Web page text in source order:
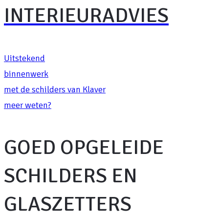
INTERIEURADVIES
Uitstekend
binnenwerk
met de schilders van Klaver
meer weten?
GOED OPGELEIDE
SCHILDERS EN
GLASZETTERS